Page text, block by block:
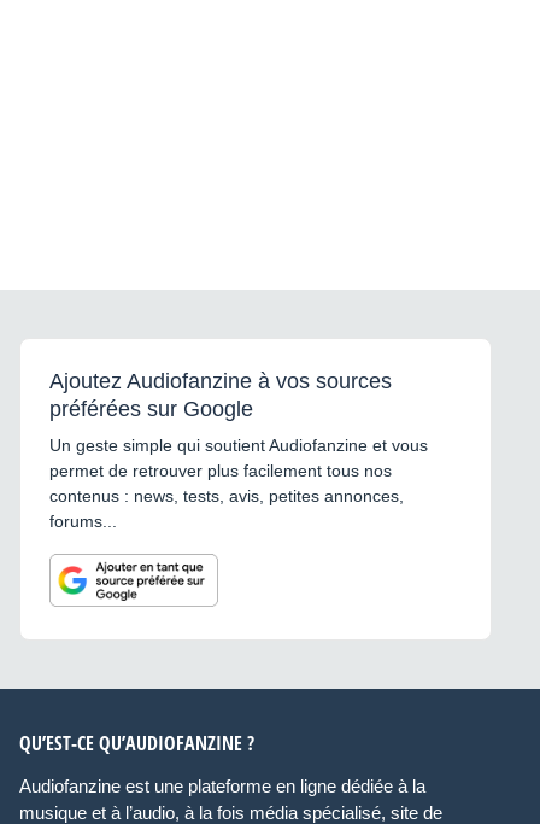
Ajoutez Audiofanzine à vos sources
préférées sur Google
Un geste simple qui soutient Audiofanzine et vous
permet de retrouver plus facilement tous nos
contenus : news, tests, avis, petites annonces,
forums...
QU’EST-CE QU’AUDIOFANZINE ?
Audiofanzine est une plateforme en ligne dédiée à la
musique et à l’audio, à la fois média spécialisé, site de